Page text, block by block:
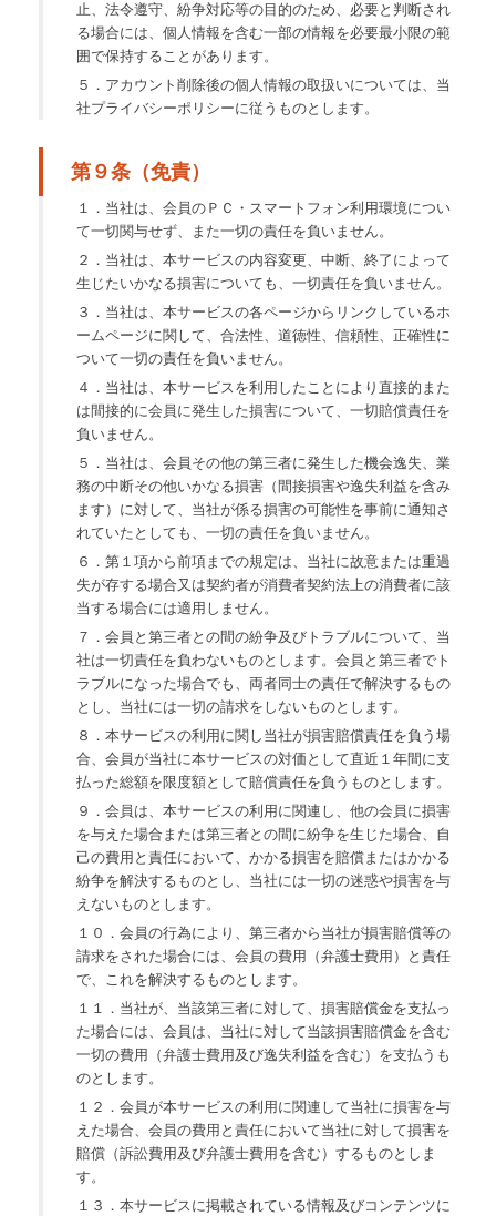
止、法令遵守、紛争対応等の目的のため、必要と判断され
る場合には、個人情報を含む一部の情報を必要最小限の範
囲で保持することがあります。
５．アカウント削除後の個人情報の取扱いについては、当
社プライバシーポリシーに従うものとします。
第９条（免責）
１．当社は、会員のＰＣ・スマートフォン利用環境につい
て一切関与せず、また一切の責任を負いません。
２．当社は、本サービスの内容変更、中断、終了によって
生じたいかなる損害についても、一切責任を負いません。
３．当社は、本サービスの各ページからリンクしているホ
ームページに関して、合法性、道徳性、信頼性、正確性に
ついて一切の責任を負いません。
４．当社は、本サービスを利用したことにより直接的また
は間接的に会員に発生した損害について、一切賠償責任を
負いません。
５．当社は、会員その他の第三者に発生した機会逸失、業
務の中断その他いかなる損害（間接損害や逸失利益を含み
ます）に対して、当社が係る損害の可能性を事前に通知さ
れていたとしても、一切の責任を負いません。
６．第１項から前項までの規定は、当社に故意または重過
失が存する場合又は契約者が消費者契約法上の消費者に該
当する場合には適用しません。
７．会員と第三者との間の紛争及びトラブルについて、当
社は一切責任を負わないものとします。会員と第三者でト
ラブルになった場合でも、両者同士の責任で解決するもの
とし、当社には一切の請求をしないものとします。
８．本サービスの利用に関し当社が損害賠償責任を負う場
合、会員が当社に本サービスの対価として直近１年間に支
払った総額を限度額として賠償責任を負うものとします。
９．会員は、本サービスの利用に関連し、他の会員に損害
を与えた場合または第三者との間に紛争を生じた場合、自
己の費用と責任において、かかる損害を賠償またはかかる
紛争を解決するものとし、当社には一切の迷惑や損害を与
えないものとします。
１０．会員の行為により、第三者から当社が損害賠償等の
請求をされた場合には、会員の費用（弁護士費用）と責任
で、これを解決するものとします。
１１．当社が、当該第三者に対して、損害賠償金を支払っ
た場合には、会員は、当社に対して当該損害賠償金を含む
一切の費用（弁護士費用及び逸失利益を含む）を支払うも
のとします。
１２．会員が本サービスの利用に関連して当社に損害を与
えた場合、会員の費用と責任において当社に対して損害を
賠償（訴訟費用及び弁護士費用を含む）するものとしま
す。
１３．本サービスに掲載されている情報及びコンテンツに